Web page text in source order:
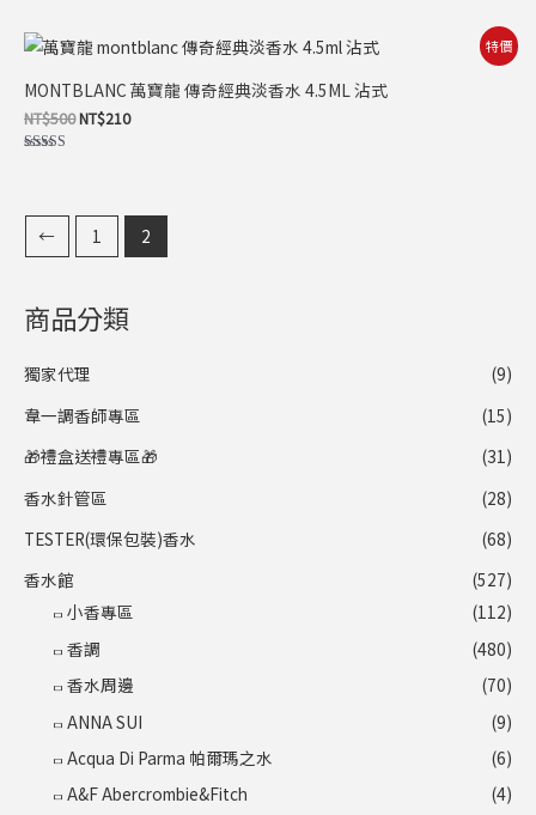
商品分類
獨家代理
(9)
韋一調香師專區
(15)
🎁禮盒送禮專區🎁
(31)
香水針管區
(28)
TESTER(環保包裝)香水
(68)
香水館
(527)
小香專區
(112)
香調
(480)
香水周邊
(70)
ANNA SUI
(9)
Acqua Di Parma 帕爾瑪之水
(6)
A&F Abercrombie&Fitch
(4)
滿
分
特價
MONTBLANC 萬寶龍 傳奇經典淡香水 4.5ML 沾式
NT$500
原
始
價
格：
NT$500。
NT$210
目
前
價
格：
NT$210。
← 1 2